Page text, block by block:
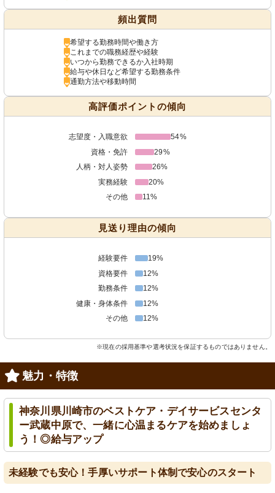
頻出質問
希望する勤務時間や働き方
これまでの職務経歴や経験
いつから勤務できるか入社時期
給与や休日など希望する勤務条件
通勤方法や移動時間
高評価ポイントの傾向
志望度・入職意欲
54%
資格・免許
29%
人柄・対人姿勢
26%
実務経験
20%
その他
11%
見送り理由の傾向
経験要件
19%
資格要件
12%
勤務条件
12%
健康・身体条件
12%
その他
12%
※現在の採用基準や選考状況を保証するものではありません。
魅力・特徴
神奈川県川崎市のベストケア・デイサービスセンタ
ー武蔵中原で、一緒に心温まるケアを始めましょ
う！◎給与アップ
未経験でも安心！手厚いサポート体制で安心のスタート